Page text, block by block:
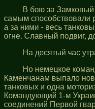
В бою за Замковый
самым способствовали
а за ними - весь
огне. Славный подвиг,
На десятый час
Но немецкое
Каменчанам выпало
танковых и одна
Командующий 1-м
соединений Первой